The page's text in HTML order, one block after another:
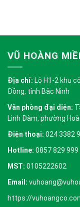
VŨ HOÀNG
Địa chỉ: Lô H1-2 khu
Đồng, tỉnh Bắc Ninh
Văn phòng đại diện:
Linh Đàm, phường
Điện thoại: 024 3382
Hotline: 0857 829 999
MST: 0105222602
Email:
https://